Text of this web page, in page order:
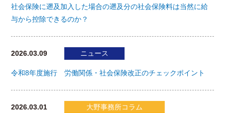
社会保険に遡及加入した場合の遡及分の社会保険料は当然に給
与から控除できるのか？
2026.03.09 ニュース
令和8年度施行 労働関係・社会保険改正のチェックポイント
2026.03.01 大野事務所コラム